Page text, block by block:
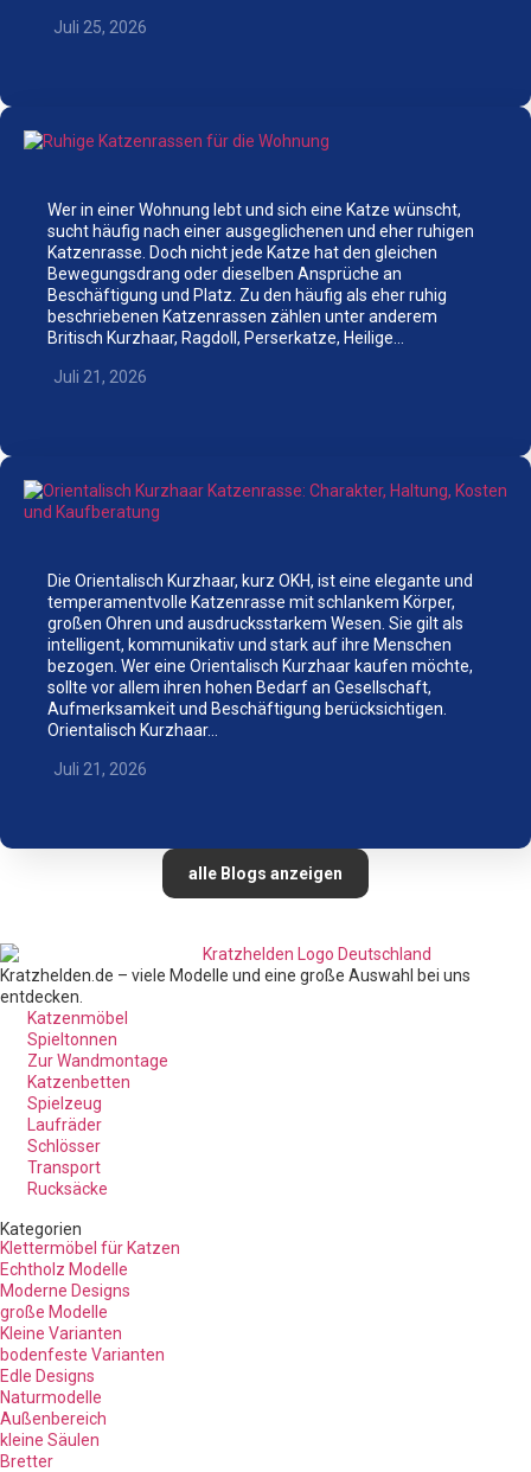
Juli 25, 2026
Wer in einer Wohnung lebt und sich eine Katze wünscht,
sucht häufig nach einer ausgeglichenen und eher ruhigen
Katzenrasse. Doch nicht jede Katze hat den gleichen
Bewegungsdrang oder dieselben Ansprüche an
Beschäftigung und Platz. Zu den häufig als eher ruhig
beschriebenen Katzenrassen zählen unter anderem
Britisch Kurzhaar, Ragdoll, Perserkatze, Heilige…
Juli 21, 2026
Die Orientalisch Kurzhaar, kurz OKH, ist eine elegante und
temperamentvolle Katzenrasse mit schlankem Körper,
großen Ohren und ausdrucksstarkem Wesen. Sie gilt als
intelligent, kommunikativ und stark auf ihre Menschen
bezogen. Wer eine Orientalisch Kurzhaar kaufen möchte,
sollte vor allem ihren hohen Bedarf an Gesellschaft,
Aufmerksamkeit und Beschäftigung berücksichtigen.
Orientalisch Kurzhaar…
Juli 21, 2026
alle Blogs anzeigen
Kratzhelden.de – viele Modelle und eine große Auswahl bei uns
entdecken.
Katzenmöbel
Spieltonnen
Zur Wandmontage
Katzenbetten
Spielzeug
Laufräder
Schlösser
Transport
Rucksäcke
Kategorien
Klettermöbel für Katzen
Echtholz Modelle
Moderne Designs
große Modelle
Kleine Varianten
bodenfeste Varianten
Edle Designs
Naturmodelle
Außenbereich
kleine Säulen
Bretter